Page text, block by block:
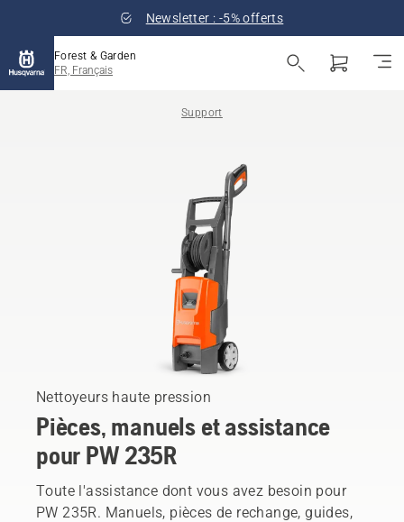
Newsletter : -5% offerts
Forest & Garden
FR, Français
Support
Nettoyeurs haute pression
Pièces, manuels et assistance
pour PW 235R
Toute l'assistance dont vous avez besoin pour
PW 235R. Manuels, pièces de rechange, guides,